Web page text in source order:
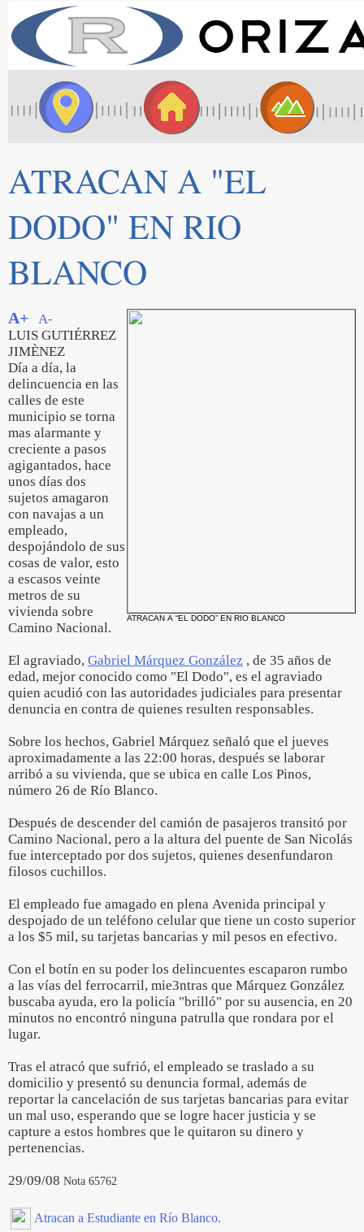
ATRACAN A "EL
DODO" EN RIO
BLANCO
ATRACAN A “EL DODO” EN RIO BLANCO
A+
A-
LUIS GUTIÉRREZ
JIMÈNEZ
Día a día, la
delincuencia en las
calles de este
municipio se torna
mas alarmante y
creciente a pasos
agigantados, hace
unos días dos
sujetos amagaron
con navajas a un
empleado,
despojándolo de sus
cosas de valor, esto
a escasos veinte
metros de su
vivienda sobre
Camino Nacional.
El agraviado, Gabriel Márquez González , de 35 años de
edad, mejor conocido como "El Dodo", es el agraviado
quien acudió con las autoridades judiciales para presentar
denuncia en contra de quienes resulten responsables.
Sobre los hechos, Gabriel Márquez señaló que el jueves
aproximadamente a las 22:00 horas, después se laborar
arribó a su vivienda, que se ubica en calle Los Pinos,
número 26 de Río Blanco.
Después de descender del camión de pasajeros transitó por
Camino Nacional, pero a la altura del puente de San Nicolás
fue interceptado por dos sujetos, quienes desenfundaron
filosos cuchillos.
El empleado fue amagado en plena Avenida principal y
despojado de un teléfono celular que tiene un costo superior
a los $5 mil, su tarjetas bancarias y mil pesos en efectivo.
Con el botín en su poder los delincuentes escaparon rumbo
a las vías del ferrocarril, mie3ntras que Márquez González
buscaba ayuda, ero la policía "brilló" por su ausencia, en 20
minutos no encontró ninguna patrulla que rondara por el
lugar.
Tras el atracó que sufrió, el empleado se traslado a su
domicilio y presentó su denuncia formal, además de
reportar la cancelación de sus tarjetas bancarias para evitar
un mal uso, esperando que se logre hacer justicia y se
capture a estos hombres que le quitaron su dinero y
pertenencias.
29/09/08 Nota 65762
Atracan a Estudiante en Río Blanco.